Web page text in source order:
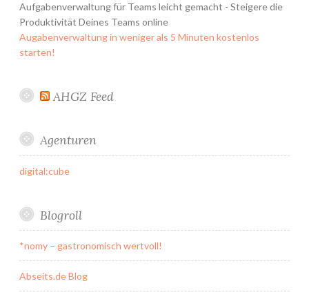
Aufgabenverwaltung für Teams leicht gemacht - Steigere die
Produktivität Deines Teams online
Augabenverwaltung in weniger als 5 Minuten kostenlos
starten!
AHGZ Feed
Agenturen
digital:cube
Blogroll
*nomy – gastronomisch wertvoll!
Abseits.de Blog